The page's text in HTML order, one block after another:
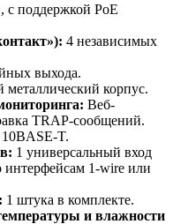
с поддержкой PoE
4 независимых
выхода.
корпус.
Веб-
TRAP-сообщений.
10BASE-T.
1 универсальный вход
интерфейсам 1-wire или
1 штука в комплекте.
и влажности